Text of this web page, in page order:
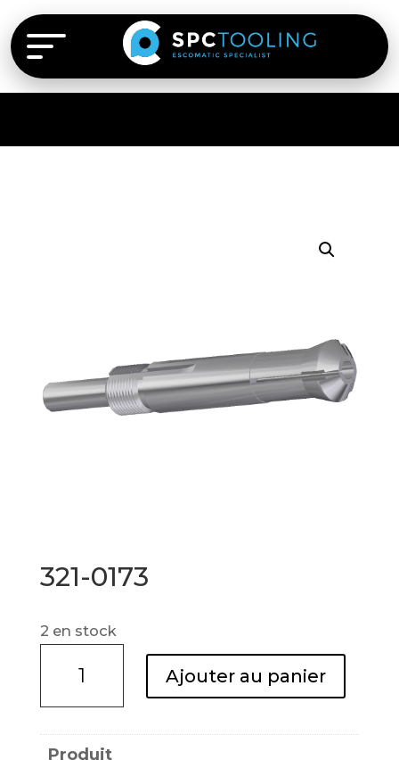
321-0173
2 en stock
321-
0173
Ajouter au panier
Produit